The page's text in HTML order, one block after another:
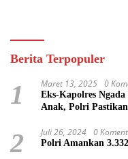
Berita Terpopuler
1 Maret 13, 2025 0
Eks-Kapolres Ngada
Anak, Polri
2 Juli 26, 2024 0
Polri Amankan